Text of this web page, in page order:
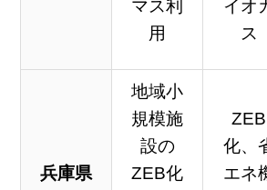
マス利
用
イオ
ス
兵庫県
地域小
規模施
設の
ZEB化
ZEB
化、
エネ